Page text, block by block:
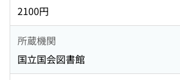
2100円
所蔵機関
国立国会図書館